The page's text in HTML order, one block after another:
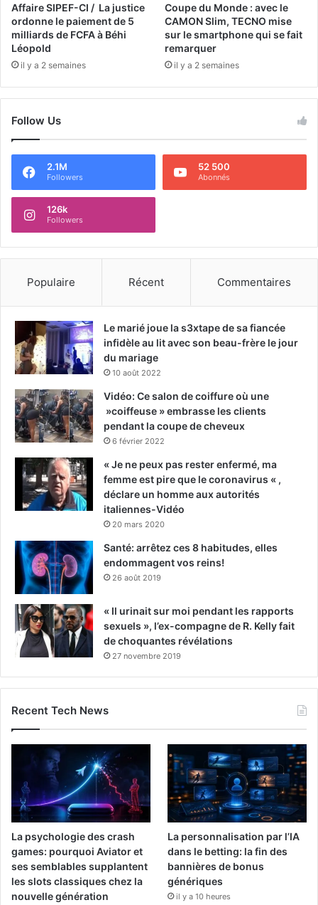
Affaire SIPEF-CI / La justice
ordonne le paiement de 5
milliards de FCFA à Béhi
Léopold
il y a 2 semaines
Coupe du Monde : avec le
CAMON Slim, TECNO mise
sur le smartphone qui se fait
remarquer
il y a 2 semaines
Follow Us
2.1M
Followers
52 500
Abonnés
126k
Followers
Populaire Récent Commentaires
Le marié joue la s3xtape de sa fiancée
infidèle au lit avec son beau-frère le jour
du mariage
10 août 2022
Vidéo: Ce salon de coiffure où une
»coiffeuse » embrasse les clients
pendant la coupe de cheveux
6 février 2022
« Je ne peux pas rester enfermé, ma
femme est pire que le coronavirus « ,
déclare un homme aux autorités
italiennes-Vidéo
20 mars 2020
Santé: arrêtez ces 8 habitudes, elles
endommagent vos reins!
26 août 2019
« Il urinait sur moi pendant les rapports
sexuels », l’ex-compagne de R. Kelly fait
de choquantes révélations
27 novembre 2019
Recent Tech News
La psychologie des crash
games: pourquoi Aviator et
ses semblables supplantent
les slots classiques chez la
nouvelle génération
La personnalisation par l’IA
dans le betting: la fin des
bannières de bonus
génériques
il y a 10 heures